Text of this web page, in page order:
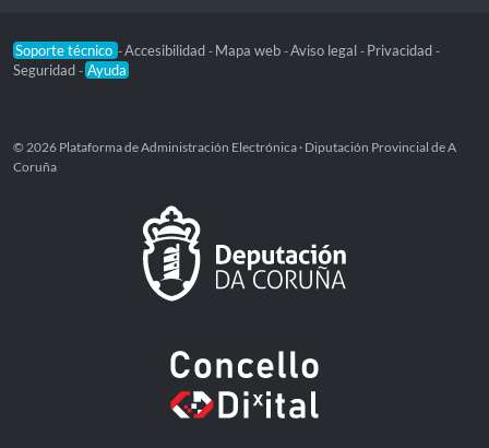
Soporte técnico -Accesibilidad - Mapa web -Aviso legal - Privacidad -
Seguridad - Ayuda
© 2026 Plataforma de Administración Electrónica · Diputación Provincial de A
Coruña